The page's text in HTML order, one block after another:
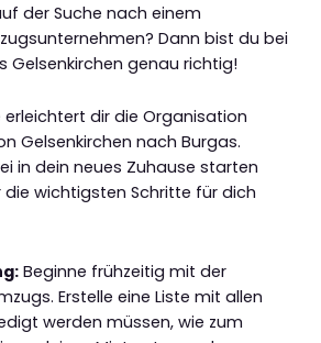
der Suche nach einem
Dann bist du bei
Gelsenkirchen genau richtig!
erleichtert dir die Organisation
Gelsenkirchen nach Burgas.
in dein neues Zuhause starten
die wichtigsten Schritte für dich
Beginne frühzeitig mit der
Erstelle eine Liste mit allen
werden müssen, wie zum